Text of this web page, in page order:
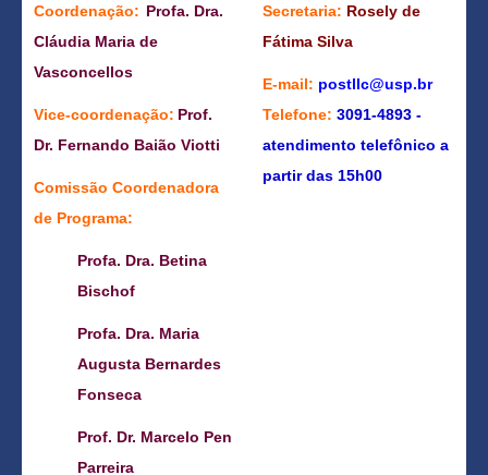
Coordenação: Profa. Dra.
Cláudia Maria de
Vasconcellos
Vice-coordenação: Prof.
Dr. Fernando Baião Viotti
Comissão Coordenadora
de Programa:
Profa. Dra. Betina
Bischof
Profa. Dra. Maria
Augusta Bernardes
Fonseca
Prof. Dr. Marcelo Pen
Parreira
Secretaria: Rosely de
Fátima Silva
E-mail: postllc@usp.br
Telefone: 3091-4893 -
atendimento telefônico a
partir das 15h00